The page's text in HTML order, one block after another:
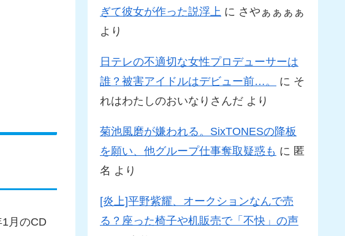
月のCD
ぎて彼女が作った説浮上 に さやぁぁぁぁ
より
日テレの不適切な女性プロデューサーは
誰？被害アイドルはデビュー前…。
に そ
れはわたしのおいなりさんだ より
菊池風磨が嫌われる。SixTONESの降板
を願い、他グループ仕事奪取疑惑も に 匿
名 より
[炎上]平野紫耀、オークションなんで売
る？座った椅子や机販売で「不快」の声